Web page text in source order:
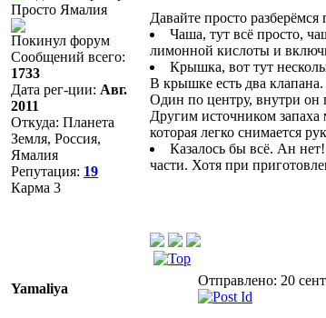
Просто Ямалия
Покинул форум
Сообщений всего:
1733
Дата рег-ции: Авг.
2011
Откуда: Планета
Земля, Россия,
Ямалия
Репутация: 19
Карма 3
Давайте просто разберёмся
Чаша, тут всё просто,
лимонной кислоты и
Крышка, вот тут
В крышке есть два клапана.
Один по центру, внутри он
Другим источником
которая легко снимается
Казалось бы всё. Ан нет!
части. Хотя при
Yamaliya
Отправлено: 20